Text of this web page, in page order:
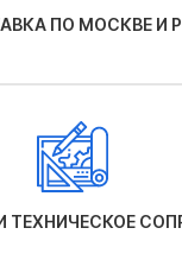
ПО МОСКВЕ И
ТЕХНИЧЕСКОЕ